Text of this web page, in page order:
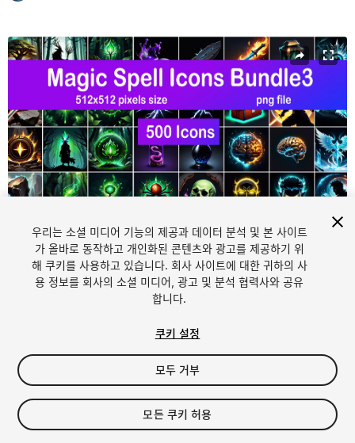
현재 슬라이드: 1 / 12
1/12
$19.99
세금/부가세는 결제 시 반영됩니다.
우리는 소셜 미디어 기능의 제공과 데이터 분석 및 본 사이트
가 올바로 동작하고 개인화된 콘텐츠와 광고를 제공하기 위
해 쿠키를 사용하고 있습니다. 회사 사이트에 대한 귀하의 사
용 정보를 회사의 소셜 미디어, 광고 및 분석 협력사와 공유
합니다.
쿠키 설정
모두 거부
모든 쿠키 허용